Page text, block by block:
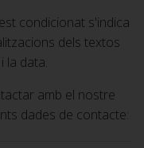
condicionat s'indica
dels textos
la data.
amb el nostre
dades de contacte: